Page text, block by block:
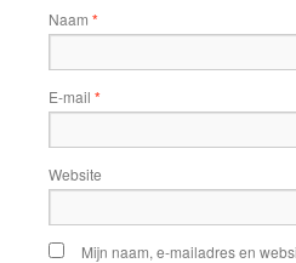
Naam *
E-mail *
Website
Mijn naam, e-mailadres en